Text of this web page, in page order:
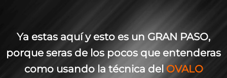
Ya estas aquí y esto es un GRAN PASO,
porque seras de los pocos que entenderas
como usando la técnica del OVALO